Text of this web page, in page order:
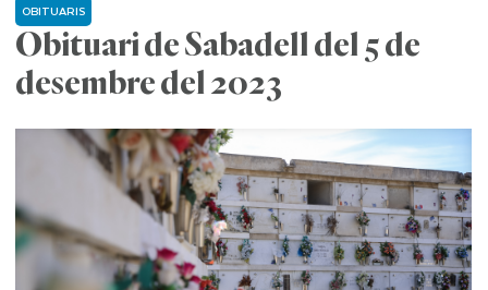
Obituari de Sabadell del 5 de
desembre del 2023
OBITUARIS